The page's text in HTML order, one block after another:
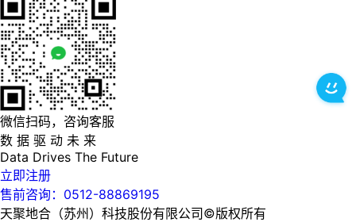
微信扫码，咨询客服
数 据 驱 动 未 来
Data Drives The Future
立即注册
售前咨询：0512-88869195
天聚地合（苏州）科技股份有限公司©版权所有